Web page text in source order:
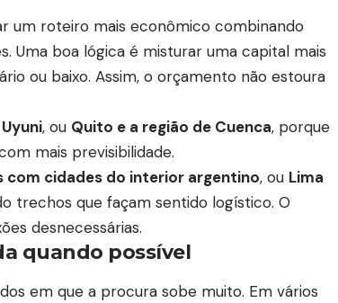
um roteiro mais econômico combinando
Uma boa lógica é misturar uma capital mais
ou baixo. Assim, o orçamento não estoura
, ou Quito e a região de Cuenca, porque
mais previsibilidade.
com cidades do interior argentino, ou Lima
trechos que façam sentido logístico. O
desnecessárias.
quando possível
em que a procura sobe muito. Em vários